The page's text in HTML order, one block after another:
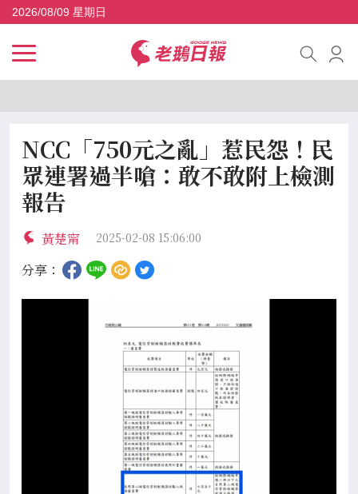
2026/08/09 星期日
NCC「750元之亂」惹民怨！民
眾連署過半嗆：敢不敢附上檢測
報告
黃楚甯 2025-02-08 15:06:00
分享：